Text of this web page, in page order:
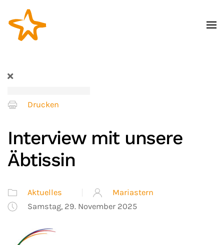
Zum Hauptinhalt springen
Drucken
Interview mit unsere
Äbtissin
Aktuelles
Mariastern
Samstag, 29. November 2025